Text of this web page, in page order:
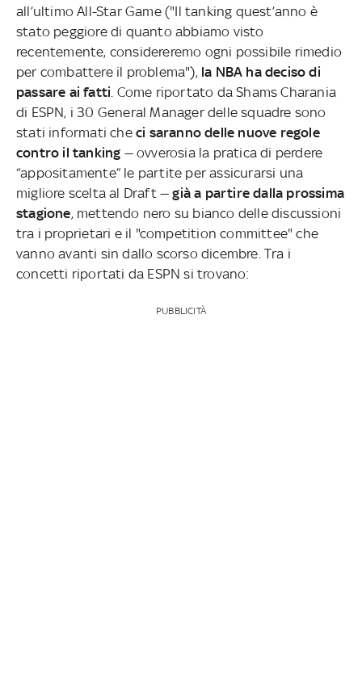
all’ultimo All-Star Game ("Il tanking quest’anno è
stato peggiore di quanto abbiamo visto
recentemente, considereremo ogni possibile rimedio
per combattere il problema"), la NBA ha deciso di
passare ai fatti . Come riportato da Shams Charania
di ESPN, i 30 General Manager delle squadre sono
stati informati che ci saranno delle nuove regole
contro il tanking — ovverosia la pratica di perdere
“appositamente” le partite per assicurarsi una
migliore scelta al Draft —già a partire dalla prossima
stagione, mettendo nero su bianco delle discussioni
tra i proprietari e il "competition committee" che
vanno avanti sin dallo scorso dicembre. Tra i
concetti riportati da ESPN si trovano:
PUBBLICITÀ